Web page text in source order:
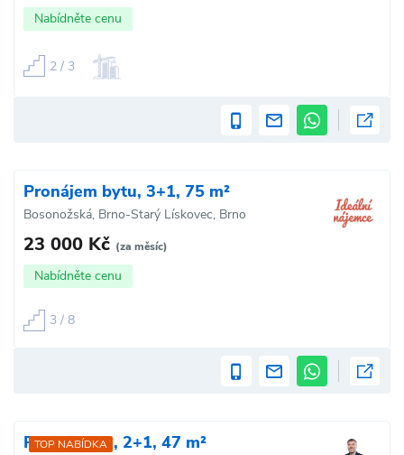
Nabídněte cenu
2 / 3
Pronájem bytu, 3+1, 75 m²
Bosonožská, Brno-Starý Lískovec, Brno
23 000 Kč (za měsíc)
Nabídněte cenu
3 / 8
TOP NABÍDKA
Prodej bytu, 2+1, 47 m²